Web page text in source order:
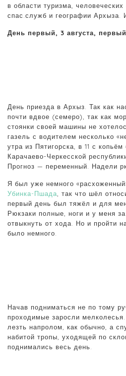
в области туризма,
спас.служб и географии Архыза.
День первый, 3 августа,
День приезда в Архыз. Так как
почти вдвое (семеро), так как
стоянки своей машины не
газель с водителем несколько
утра из Пятигорска, в 11 с
Карачаево-Черкесской
Прогноз — переменный. Надели
Я был уже немного
Убинка-Пшада , так что шёл
первый день был тяжёл и для
Рюкзаки полные, ноги и у меня
отвыкнуть от хода. Но и пройти
было немного.
Начав подниматься не по тому
проходимые заросли
лезть напролом, как обычно, а
набитой тропы, уходящей по
поднимались весь день.